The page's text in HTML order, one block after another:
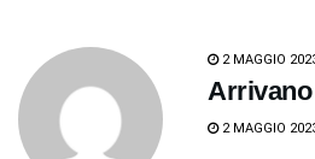
2 MAGGIO
Arrivano
2 MAGGIO